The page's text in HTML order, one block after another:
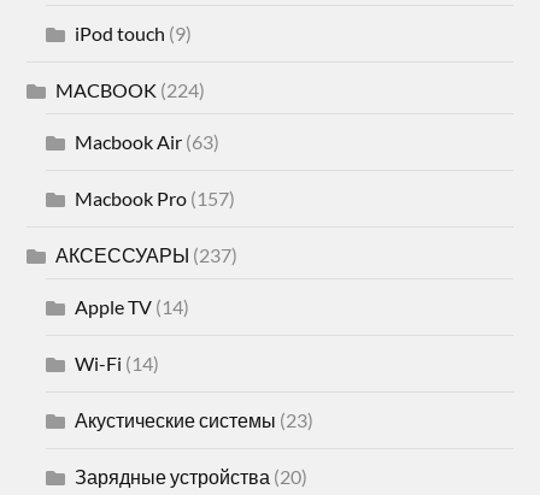
iPod touch (9)
MACBOOK (224)
Macbook Air (63)
Macbook Pro (157)
АКСЕССУАРЫ (237)
Apple TV (14)
Wi-Fi (14)
Акустические системы (23)
Зарядные устройства (20)